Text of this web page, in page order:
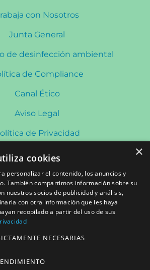
con Nosotros
Junta General
de desinfección ambiental
de Compliance
Canal Ético
Aviso Legal
de Privacidad
Política de Cookies
de Redes Sociales
CONTACTO
s/n 08840 Viladecans
de 8:00 a 20:30h Sábados: 9:00 a
×
cookies
personalizar el contenido, los anuncios y
También compartimos información sobre su
nuestros socios de publicidad y análisis,
con otra información que les haya
recopilado a partir del uso de sus
NECESARIAS